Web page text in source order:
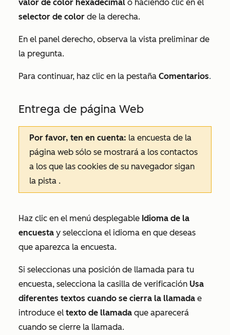
valor de color hexadecimal o haciendo clic en el
selector de color de la derecha.
En el panel derecho, observa la vista preliminar de
la pregunta.
Para continuar, haz clic en la pestaña Comentarios.
Entrega de página Web
Por favor, ten en cuenta: la encuesta de la
página web sólo se mostrará a los contactos
a los que las cookies de su navegador sigan
la pista .
Haz clic en el menú desplegable Idioma de la
encuesta y selecciona el idioma en que deseas
que aparezca la encuesta.
Si seleccionas una posición de llamada para tu
encuesta, selecciona la casilla de verificación Usa
diferentes textos cuando se cierra la llamada e
introduce el texto de llamada que aparecerá
cuando se cierre la llamada.